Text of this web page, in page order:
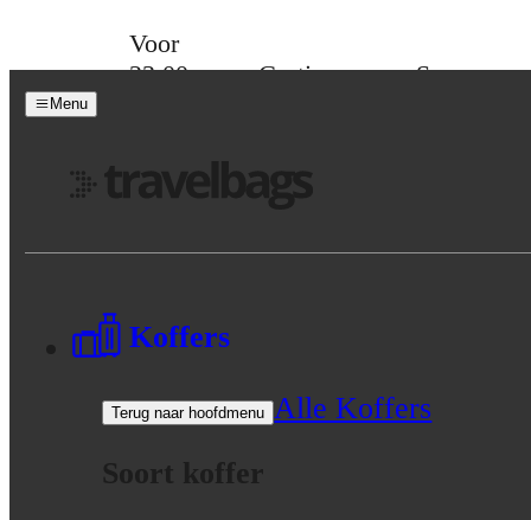
Voor
23:00
Gratis
Spaar
Menu
Koffers
Terug naar hoofdmenu
Alle Koffers
Soort koffer